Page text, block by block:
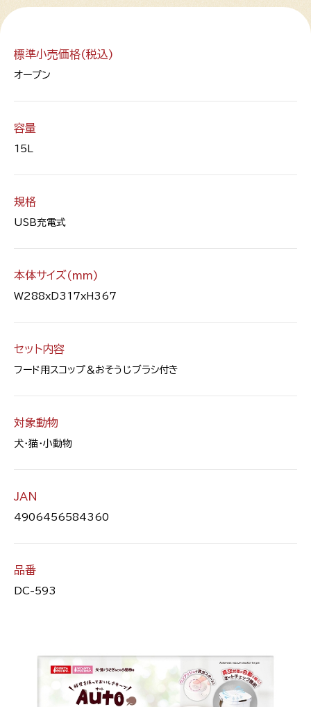
標準小売価格(税込)
オープン
容量
15L
規格
USB充電式
本体サイズ(mm)
W288xD317xH367
セット内容
フード用スコップ＆おそうじブラシ付き
対象動物
犬・猫・小動物
JAN
4906456584360
品番
DC-593